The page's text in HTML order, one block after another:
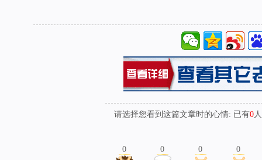
请选择您看到这篇文章时的心情: 已有0
0 0 0 0